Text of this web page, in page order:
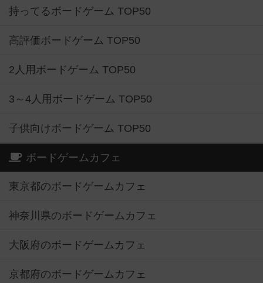
持ってるボードゲーム TOP50
高評価ボードゲーム TOP50
2人用ボードゲーム TOP50
3～4人用ボードゲーム TOP50
子供向けボードゲーム TOP50
ボードゲームカフェ
東京都のボードゲームカフェ
神奈川県のボードゲームカフェ
大阪府のボードゲームカフェ
京都府のボードゲームカフェ